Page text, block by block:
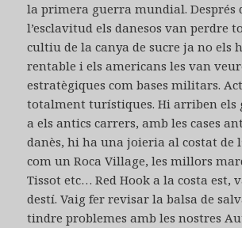
la primera guerra mundial. Després
l’esclavitud els danesos van perdre
cultiu de la canya de sucre ja no els
rentable i els americans les van
estratègiques com bases militars.
totalment turístiques. Hi arriben els
a els antics carrers, amb les cases
danès, hi ha una joieria al costat de
com un Roca Village, les millors
Tissot etc… Red Hook a la costa est,
destí. Vaig fer revisar la balsa de
tindre problemes amb les nostres